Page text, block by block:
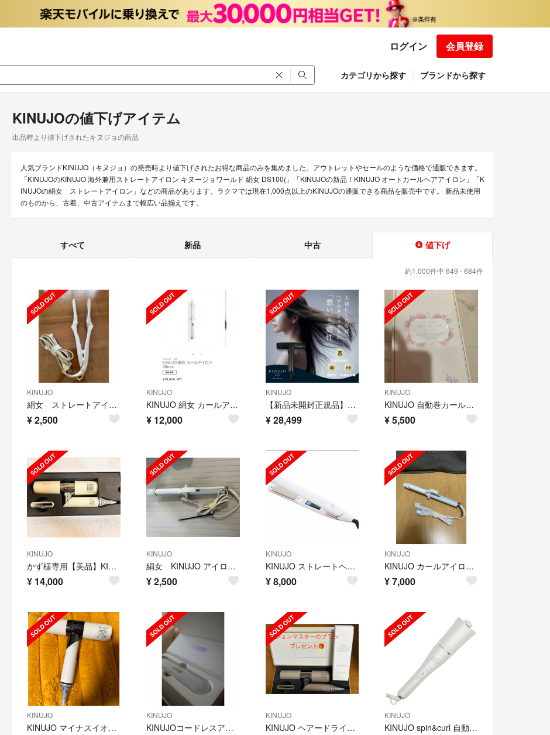
ログイン 会員登録
カテゴリから探す ブランドから探す
KINUJOの値下げアイテム
出品時より値下げされたキヌジョの商品
人気ブランドKINUJO（キヌジョ）の発売時より値下げされたお得な商品のみを集めました。アウトレットやセールのような価格で通販できます。
「KINUJOのKINUJO 海外兼用ストレートアイロン キヌージョワールド 絹女 DS100(」「KINUJOの新品！KINUJO オートカールヘアアイロン」「K
INUJOの絹女 ストレートアイロン」などの商品があります。ラクマでは現在1,000点以上のKINUJOの通販できる商品を販売中です。 新品未使用
のものから、古着、中古アイテムまで幅広い品揃えです。
すべて 新品 中古 値下げ
約1,000件中 649 - 684件
KINUJO
絹女 ストレートアイロン
¥2,500
KINUJO
KINUJO 絹女 カールアイロン 28mm
¥ 12,000
KINUJO
【新品未開封正規品】KINUJO PRO ヘアドライヤー KP101
¥28,499
KINUJO
KINUJO 自動巻カールアイロン Spin&curl SCS024
¥5,500
KINUJO
かず様専用【美品】KINUJO マイナスイオンヘアドライヤー
¥ 14,000
KINUJO
絹女 KINUJO アイロン コテ ジャンク
¥2,500
KINUJO
KINUJO ストレートヘアアイロン
¥8,000
KINUJO
KINUJO カールアイロン 28mm KC028 絹女
¥7,000
KINUJO
KINUJO マイナスイオンヘアドライヤー キヌージョ KH201
KINUJO
KINUJOコードレスアイロン
KINUJO
KINUJO ヘアードライヤー モカ KH002(1台)
KINUJO
KINUJO spin&curl 自動巻きカールアイロン シルクプレート白